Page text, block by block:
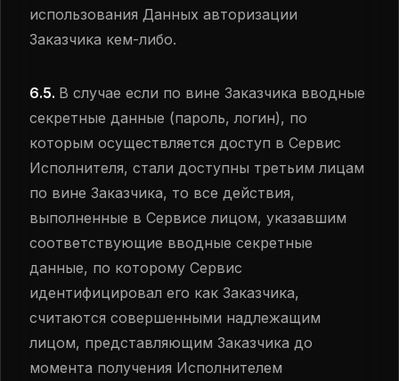
использования Данных авторизации
Заказчика кем-либо.
6.5. В случае если по вине Заказчика вводные
секретные данные (пароль, логин), по
которым осуществляется доступ в Сервис
Исполнителя, стали доступны третьим лицам
по вине Заказчика, то все действия,
выполненные в Сервисе лицом, указавшим
соответствующие вводные секретные
данные, по которому Сервис
идентифицировал его как Заказчика,
считаются совершенными надлежащим
лицом, представляющим Заказчика до
момента получения Исполнителем